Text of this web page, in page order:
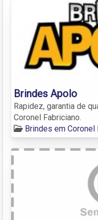
Brindes Apolo
Rapidez, garantia de
Coronel Fabriciano.
Brindes em Coronel